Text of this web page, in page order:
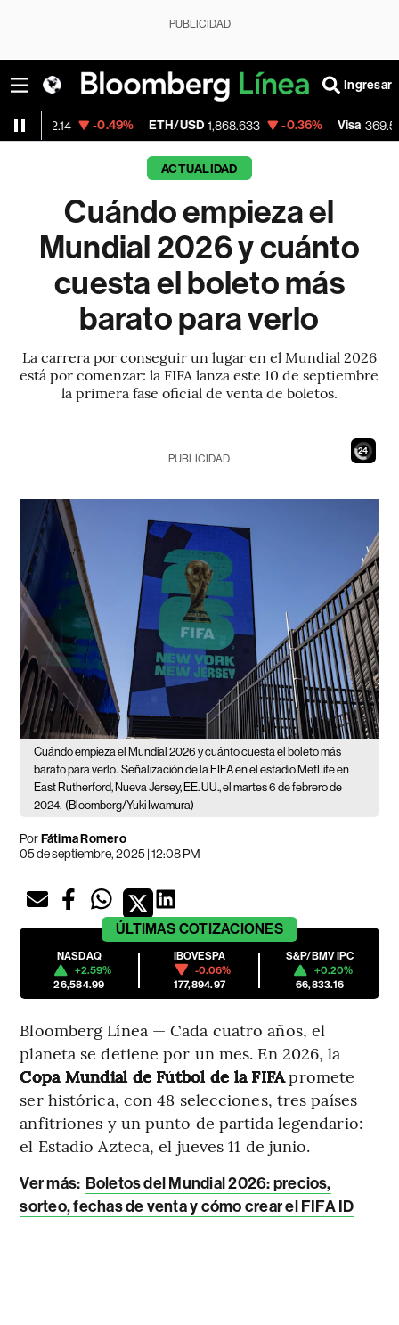
PUBLICIDAD
Ingresar
-0.49% ETH/USD 1,868.633 -0.36% Visa 369.59 +1.07%
ACTUALIDAD
Cuándo empieza el
Mundial 2026 y cuánto
cuesta el boleto más
barato para verlo
La carrera por conseguir un lugar en el Mundial 2026
está por comenzar: la FIFA lanza este 10 de septiembre
la primera fase oficial de venta de boletos.
22
PUBLICIDAD
Cuándo empieza el Mundial 2026 y cuánto cuesta el boleto más
barato para verlo. Señalización de la FIFA en el estadio MetLife en
East Rutherford, Nueva Jersey, EE. UU., el martes 6 de febrero de
2024. (Bloomberg/Yuki Iwamura)
PorFátima Romero
05 de septiembre, 2025 | 12:08 PM
ÚLTIMAS COTIZACIONES
NASDAQ
+2.59%
26,584.99
IBOVESPA
-0.06%
177,894.97
S&P/BMV IPC
+0.20%
66,833.16
Bloomberg Línea — Cada cuatro años, el
planeta se detiene por un mes. En 2026, la
Copa Mundial de Fútbol de la FIFApromete
ser histórica, con 48 selecciones, tres países
anfitriones y un punto de partida legendario:
el Estadio Azteca, el jueves 11 de junio.
Ver más: Boletos del Mundial 2026: precios,
sorteo, fechas de venta y cómo crear el FIFA ID